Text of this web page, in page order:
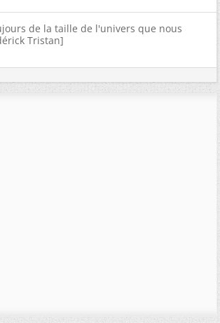
de la taille de l'univers que nous
Tristan]